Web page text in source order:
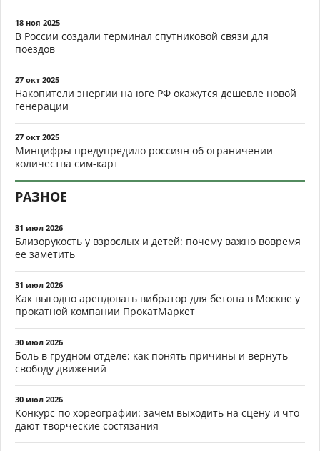
18 ноя 2025
В России создали терминал спутниковой связи для
поездов
27 окт 2025
Накопители энергии на юге РФ окажутся дешевле новой
генерации
27 окт 2025
Минцифры предупредило россиян об ограничении
количества сим-карт
РАЗНОЕ
31 июл 2026
Близорукость у взрослых и детей: почему важно вовремя
ее заметить
31 июл 2026
Как выгодно арендовать вибратор для бетона в Москве у
прокатной компании ПрокатМаркет
30 июл 2026
Боль в грудном отделе: как понять причины и вернуть
свободу движений
30 июл 2026
Конкурс по хореографии: зачем выходить на сцену и что
дают творческие состязания